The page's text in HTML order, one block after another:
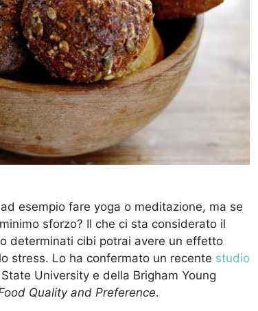
esempio fare yoga o meditazione, ma se
sforzo? Il che ci sta considerato il
determinati cibi potrai avere un effetto
stress. Lo ha confermato un recente studio
University e della Brigham Young
Quality and Preference.